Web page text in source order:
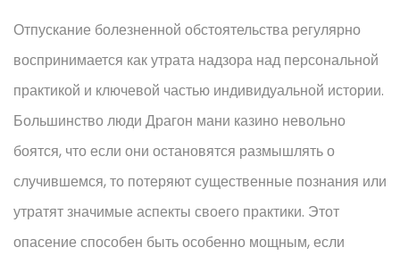
Отпускание болезненной обстоятельства регулярно
воспринимается как утрата надзора над персональной
практикой и ключевой частью индивидуальной истории.
Большинство люди Драгон мани казино невольно
боятся, что если они остановятся размышлять о
случившемся, то потеряют существенные познания или
утратят значимые аспекты своего практики. Этот
опасение способен быть особенно мощным, если